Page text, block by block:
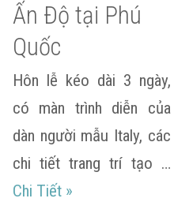
Ấn Độ tại Phú
Quốc
Hôn lễ kéo dài 3 ngày,
có màn trình diễn của
dàn người mẫu Italy, các
chi tiết trang trí tạo …
Chi Tiết Những hình ảnh
»